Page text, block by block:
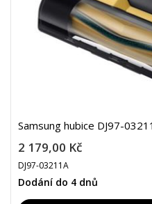
Samsung hubice DJ97-
2 179,00 Kč
DJ97-03211A
Dodání do 4 dnů